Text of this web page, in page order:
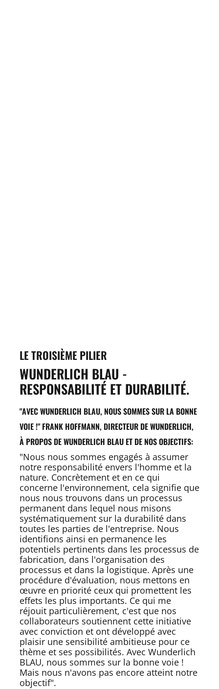
LE TROISIÈME PILIER
WUNDERLICH BLAU -
RESPONSABILITÉ ET DURABILITÉ.
"AVEC WUNDERLICH BLAU, NOUS SOMMES SUR LA BONNE
VOIE !" FRANK HOFFMANN, DIRECTEUR DE WUNDERLICH,
À PROPOS DE WUNDERLICH BLAU ET DE NOS OBJECTIFS:
"Nous nous sommes engagés à assumer
notre responsabilité envers l'homme et la
nature. Concrètement et en ce qui
concerne l'environnement, cela signifie que
nous nous trouvons dans un processus
permanent dans lequel nous misons
systématiquement sur la durabilité dans
toutes les parties de l'entreprise. Nous
identifions ainsi en permanence les
potentiels pertinents dans les processus de
fabrication, dans l'organisation des
processus et dans la logistique. Après une
procédure d'évaluation, nous mettons en
œuvre en priorité ceux qui promettent les
effets les plus importants. Ce qui me
réjouit particulièrement, c'est que nos
collaborateurs soutiennent cette initiative
avec conviction et ont développé avec
plaisir une sensibilité ambitieuse pour ce
thème et ses possibilités. Avec Wunderlich
BLAU, nous sommes sur la bonne voie !
Mais nous n'avons pas encore atteint notre
objectif".